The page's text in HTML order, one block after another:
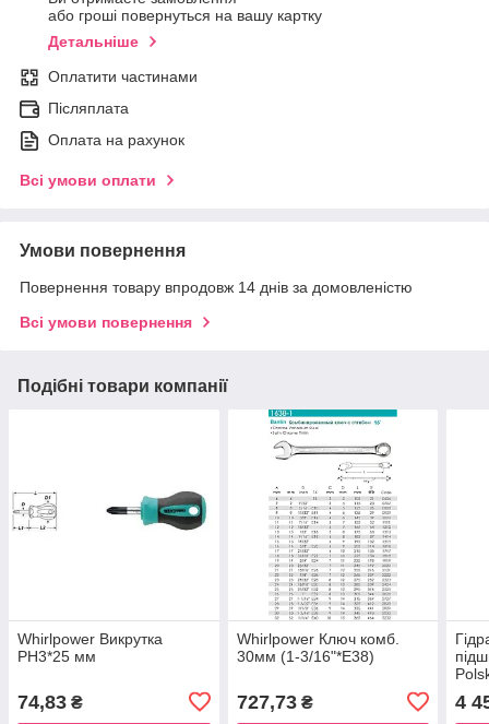
або гроші повернуться на вашу картку
Детальніше
Оплатити частинами
Післяплата
Оплата на рахунок
Всі умови оплати
Умови повернення
Повернення товару впродовж 14 днів за домовленістю
Всі умови повернення
Подібні товари компанії
Whirlpower Викрутка
PH3*25 мм
74,83 ₴
Whirlpower Ключ комб.
30мм (1-3/16"*Е38)
727,73₴ 4